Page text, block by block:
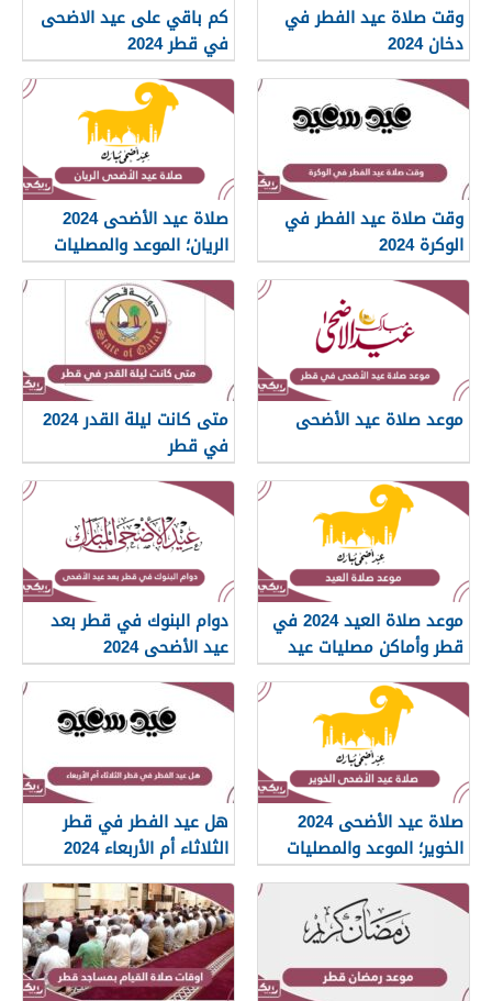
وقت صلاة عيد الفطر في
دخان 2024
كم باقي على عيد الاضحى
في قطر 2024
وقت صلاة عيد الفطر في
الوكرة 2024
صلاة عيد الأضحى 2024
الريان؛ الموعد والمصليات
موعد صلاة عيد الأضحى
متى كانت ليلة القدر 2024
في قطر
موعد صلاة العيد 2024 في
قطر وأماكن مصليات عيد
الأضحى
دوام البنوك في قطر بعد
عيد الأضحى 2024
صلاة عيد الأضحى 2024
الخوير؛ الموعد والمصليات
هل عيد الفطر في قطر
الثلاثاء أم الأربعاء 2024